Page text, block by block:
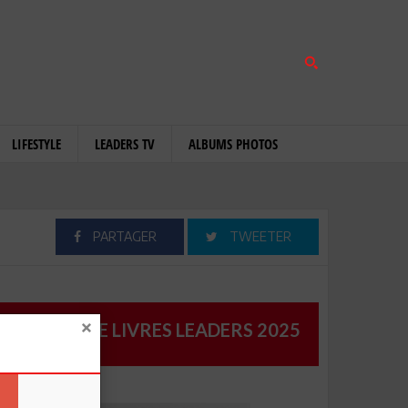
LIFESTYLE LEADERS TV ALBUMS PHOTOS
PARTAGER TWEETER
CATALOGUE LIVRES LEADERS 2025